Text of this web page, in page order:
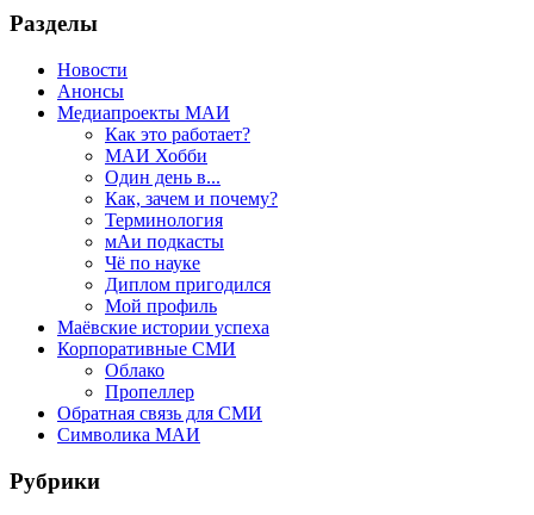
Разделы
Новости
Анонсы
Медиапроекты МАИ
Как это работает?
МАИ Хобби
Один день в...
Как, зачем и почему?
Терминология
мАи подкасты
Чё по науке
Диплом пригодился
Мой профиль
Маёвские истории успеха
Корпоративные СМИ
Облако
Пропеллер
Обратная связь для СМИ
Символика МАИ
Рубрики